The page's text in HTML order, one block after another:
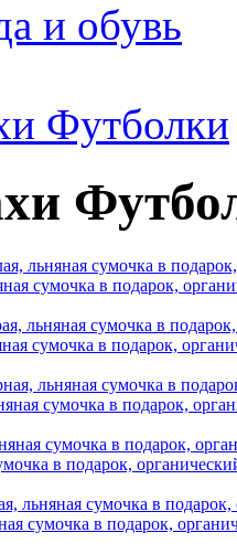
и обувь
Футболки
сумочка в подарок,
сумочка в подарок,
сумочка в подарок,
в подарок,
сумочка в подарок,